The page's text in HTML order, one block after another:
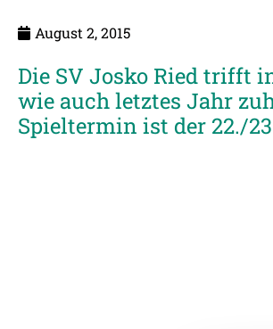
August 2, 2015
Die SV Josko Ried trifft
wie auch letztes Jahr
Spieltermin ist der 22./